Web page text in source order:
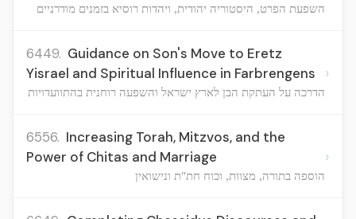
השפעת הפרט, היסטוריה יהודית, ויהדות רוסיא בזמנים מודרניים
6449. Guidance on Son's Move to Eretz
Yisrael and Spiritual Influence in Farbrengens
הדרכה על העתקת הבן לארץ ישראל והשפעה רוחנית בהתוועדויות
›
6556. Increasing Torah, Mitzvos, and the
Power of Chitas and Marriage
הוספה בתורה, מצוות, וכוח חת"ת ונישואין
›